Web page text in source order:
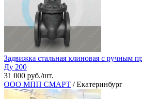
Задвижка стальная клиновая с ручным
Ду 200
31 000 руб./шт.
ООО МПП СМАРТ / Екатеринбург